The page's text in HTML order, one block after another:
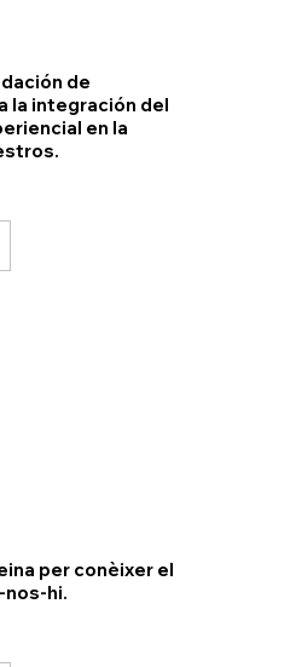
de
la integración del
en la
per conèixer el
nos-hi.